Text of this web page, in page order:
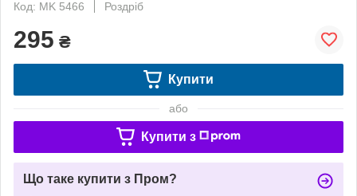
Код: MK 5466
Роздріб
295 ₴
Купити
або
Купити з
Що таке купити з Пром?